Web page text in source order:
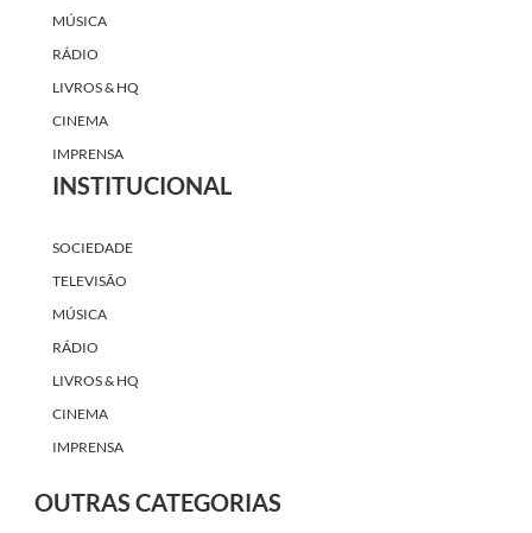
MÚSICA
RÁDIO
LIVROS & HQ
CINEMA
IMPRENSA
INSTITUCIONAL
SOCIEDADE
TELEVISÃO
MÚSICA
RÁDIO
LIVROS & HQ
CINEMA
IMPRENSA
OUTRAS CATEGORIAS